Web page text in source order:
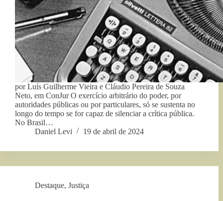
por Luís Guilherme Vieira e Cláudio Pereira de Souza
Neto, em ConJur O exercício arbitrário do poder, por
autoridades públicas ou por particulares, só se sustenta no
longo do tempo se for capaz de silenciar a crítica pública.
No Brasil…
Daniel Levi
19 de abril de 2024
Destaque, Justiça